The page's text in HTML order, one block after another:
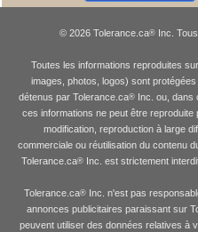
© 2026 Tolerance.ca®Inc. Tous
Toutes les informations reproduites
images, photos, logos) sont
détenus par Tolerance.ca® Inc. ou, dans
ces informations ne peut être
modification, reproduction à large
commerciale ou réutilisation du contenu
Tolerance.ca® Inc. est strictement
Tolerance.ca® Inc. n'est pas
annonces publicitaires paraissant sur
peuvent utiliser des données relatives à